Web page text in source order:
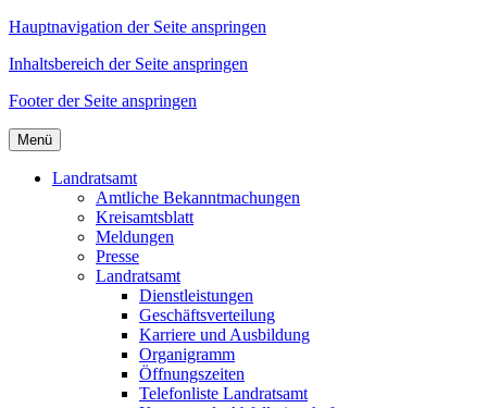
Hauptnavigation der Seite anspringen
Inhaltsbereich der Seite anspringen
Footer der Seite anspringen
Menü
Landratsamt
Amtliche Bekanntmachungen
Kreisamtsblatt
Meldungen
Presse
Landratsamt
Dienstleistungen
Geschäftsverteilung
Karriere und Ausbildung
Organigramm
Öffnungszeiten
Telefonliste Landratsamt